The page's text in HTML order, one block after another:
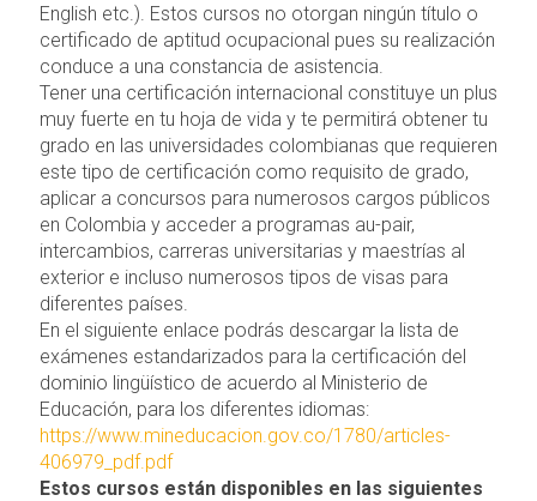
English etc.). Estos cursos no otorgan ningún título o
certificado de aptitud ocupacional pues su realización
conduce a una constancia de asistencia.
Tener una certificación internacional constituye un plus
muy fuerte en tu hoja de vida y te permitirá obtener tu
grado en las universidades colombianas que requieren
este tipo de certificación como requisito de grado,
aplicar a concursos para numerosos cargos públicos
en Colombia y acceder a programas au-pair,
intercambios, carreras universitarias y maestrías al
exterior e incluso numerosos tipos de visas para
diferentes países.
En el siguiente enlace podrás descargar la lista de
exámenes estandarizados para la certificación del
dominio lingüístico de acuerdo al Ministerio de
Educación, para los diferentes idiomas:
https://www.mineducacion.gov.co/1780/articles-
406979_pdf.pdf
Estos cursos están disponibles en las siguientes